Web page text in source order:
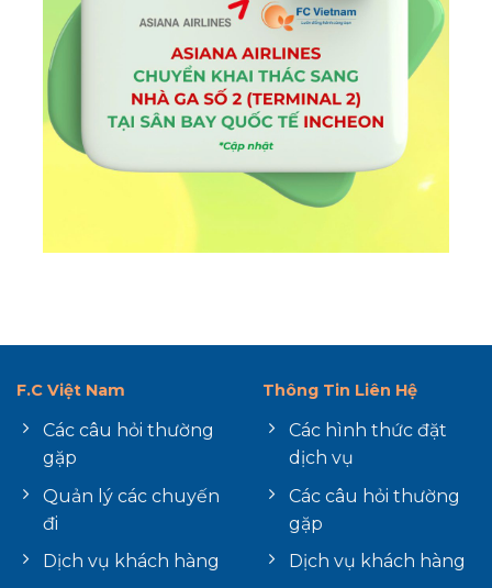
F.C Việt Nam
Các câu hỏi thường
gặp
Quản lý các chuyến
đi
Dịch vụ khách hàng
Thông Tin Liên Hệ
Các hình thức đặt
dịch vụ
Các câu hỏi thường
gặp
Dịch vụ khách hàng